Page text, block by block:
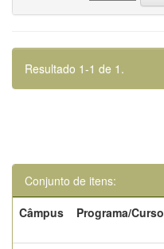
Resultado 1-1 de 1.
Conjunto de itens:
Câmpus
Programa/Curso